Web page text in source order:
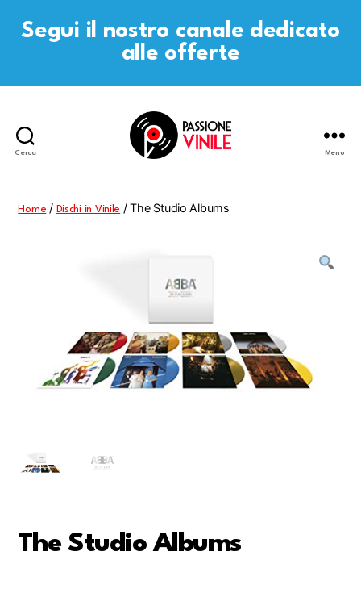
Segui il nostro canale dedicato
alle offerte
Cerca Menu
Home / Dischi in Vinile / The Studio Albums
The Studio Albums